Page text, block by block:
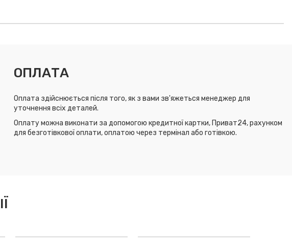
ОПЛАТА
Оплата здійснюється після того, як з вами зв'яжеться менеджер для
уточнення всіх деталей.
Оплату можна виконати за допомогою кредитної картки, Приват24, рахунком
для безготівкової оплати, оплатою через термінал або готівкою.